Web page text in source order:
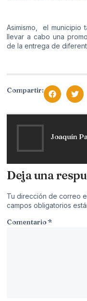
Asimismo, el municipio
llevar a cabo una
de la entrega de
Compartir:
Joaquín
Deja una
Tu dirección de correo
campos obligatorios
Comentario*